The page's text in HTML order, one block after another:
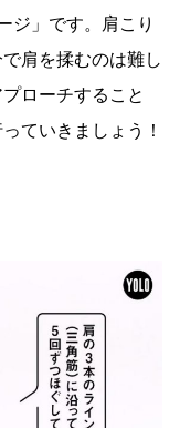
ジ」です。肩こり
肩を揉むのは難し
ローチすること
ていきましょう！